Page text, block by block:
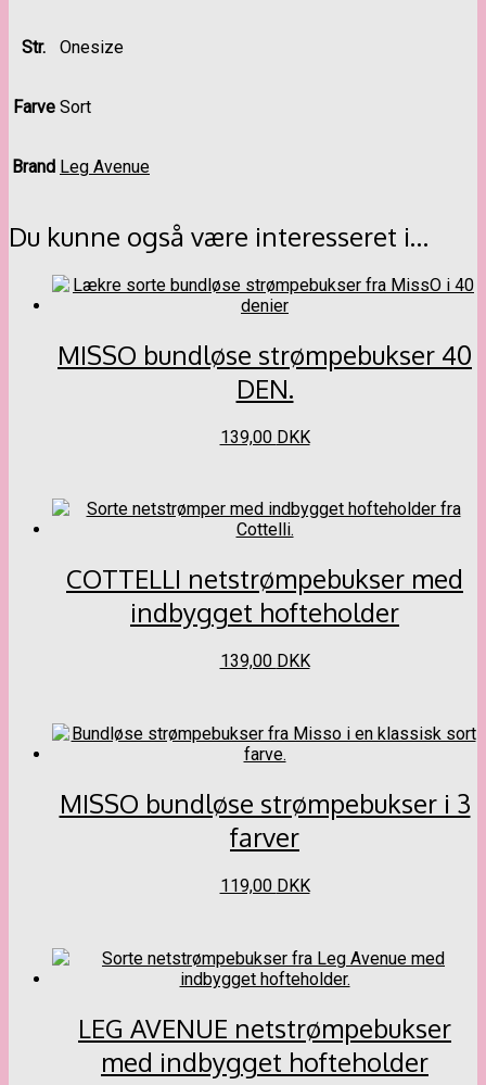
Str. Onesize
Farve Sort
Brand Leg Avenue
Du kunne også være interesseret i…
MISSO bundløse strømpebukser 40
DEN.
139,00 DKKDette
varianter.
vælges
på
varesiden
COTTELLI netstrømpebukser med
indbygget hofteholder
139,00 DKKDette
flere
varianter.
vælges
MISSO bundløse strømpebukser i 3
farver
119,00 DKKDette
flere
varianter.
Mulighederne
vælges
på
varesiden
LEG AVENUE netstrømpebukser
med indbygget hofteholder